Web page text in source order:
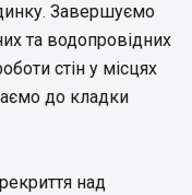
Завершуємо
та водопровідних
стін у місцях
до кладки
над